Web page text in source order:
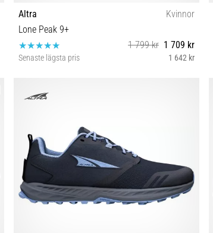
Altra
Kvinnor
Lone Peak 9+
1 799 kr 1 709 kr
Senaste lägsta pris 1 642 kr